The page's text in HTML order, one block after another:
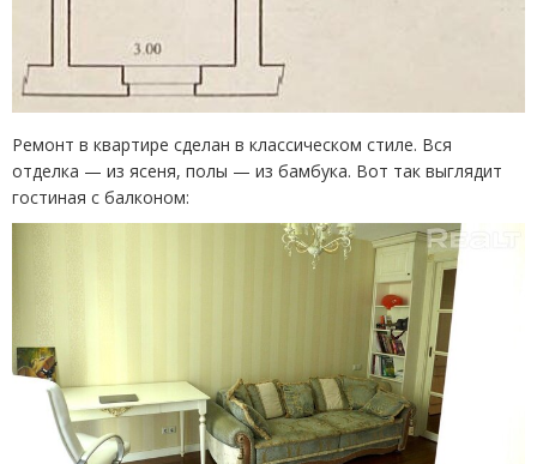
Ремонт в квартире сделан в классическом стиле. Вся
отделка — из ясеня, полы — из бамбука. Вот так выглядит
гостиная с балконом: